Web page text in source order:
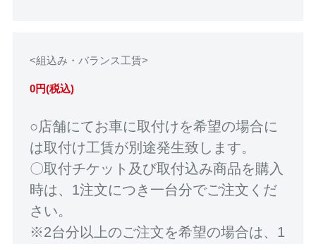
<組込み・バランス工賃>
0円(税込)
○店舗にてお車に取付けを希望の場合に
は取付け工賃が別途発生致します。
〇取付チケット及び取付込み商品を購入
時は、1注文につき一台分でご注文くだ
さい。
※2台分以上のご注文を希望の場合は、1